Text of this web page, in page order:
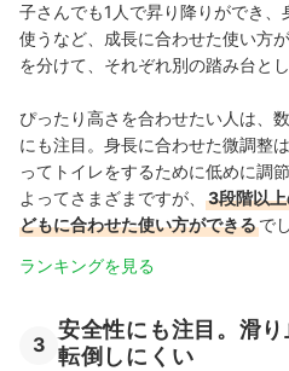
子さんでも1人で昇り降りができ
使うなど、成長に合わせた使い方
を分けて、それぞれ別の踏み台と
ぴったり高さを合わせたい人は、
にも注目。身長に合わせた微調整
ってトイレをするために低めに調
よってさまざまですが、
3段階以
どもに合わせた使い方ができるで
ランキングを見る
3
安全性にも注目。滑
転倒しにくい